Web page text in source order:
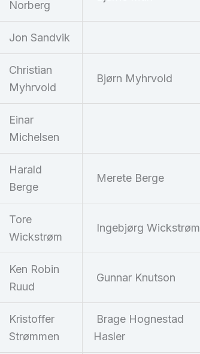
Norberg
Jon Sandvik
Christian
Myhrvold
Bjørn Myhrvold
Einar
Michelsen
Harald
Berge
Merete Berge
Tore
Wickstrøm
Ingebjørg Wickstrøm
Ken Robin
Ruud
Gunnar Knutson
Kristoffer
Strømmen
Brage Hognestad
Hasler